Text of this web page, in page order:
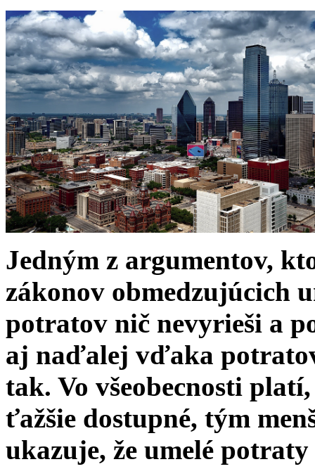
Jedným z argumentov,
zákonov obmedzujúcich
potratov nič nevyrieši a
aj naďalej vďaka
tak. Vo všeobecnosti
ťažšie dostupné, tým
ukazuje, že umelé